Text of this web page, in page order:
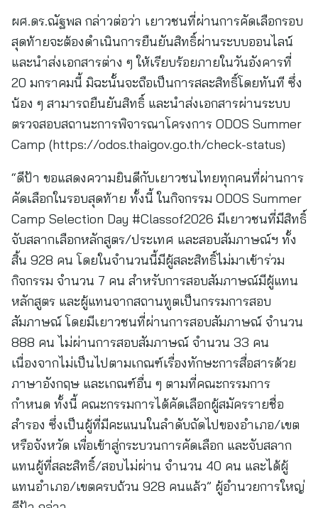
ผศ.ดร.ณัฐพล กล่าวต่อว่า เยาวชนที่ผ่านการคัดเลือกรอบ
สุดท้ายจะต้องดำเนินการยืนยันสิทธิ์ผ่านระบบออนไลน์
และนำส่งเอกสารต่าง ๆ ให้เรียบร้อยภายในวันอังคารที่
20 มกราคมนี้ มิฉะนั้นจะถือเป็นการสละสิทธิ์โดยทันที ซึ่ง
น้อง ๆ สามารถยืนยันสิทธิ์ และนำส่งเอกสารผ่านระบบ
ตรวจสอบสถานะการพิจารณาโครงการ ODOS Summer
Camp (https://odos.thaigov.go.th/check-status)
“ดีป้า ขอแสดงความยินดีกับเยาวชนไทยทุกคนที่ผ่านการ
คัดเลือกในรอบสุดท้าย ทั้งนี้ ในกิจกรรม ODOS Summer
Camp Selection Day #Classof2026 มีเยาวชนที่มีสิทธิ์
จับสลากเลือกหลักสูตร/ประเทศ และสอบสัมภาษณ์ฯ ทั้ง
สิ้น 928 คน โดยในจำนวนนี้มีผู้สละสิทธิ์ไม่มาเข้าร่วม
กิจกรรม จำนวน 7 คน สำหรับการสอบสัมภาษณ์มีผู้แทน
หลักสูตร และผู้แทนจากสถานทูตเป็นกรรมการสอบ
สัมภาษณ์ โดยมีเยาวชนที่ผ่านการสอบสัมภาษณ์ จำนวน
888 คน ไม่ผ่านการสอบสัมภาษณ์ จำนวน 33 คน
เนื่องจากไม่เป็นไปตามเกณฑ์เรื่องทักษะการสื่อสารด้วย
ภาษาอังกฤษ และเกณฑ์อื่น ๆ ตามที่คณะกรรมการ
กำหนด ทั้งนี้ คณะกรรมการได้คัดเลือกผู้สมัครรายชื่อ
สำรอง ซึ่งเป็นผู้ที่มีคะแนนในลำดับถัดไปของอำเภอ/เขต
หรือจังหวัด เพื่อเข้าสู่กระบวนการคัดเลือก และจับสลาก
แทนผู้ที่สละสิทธิ์/สอบไม่ผ่าน จำนวน 40 คน และได้ผู้
แทนอำเภอ/เขตครบถ้วน 928 คนแล้ว” ผู้อำนวยการใหญ่